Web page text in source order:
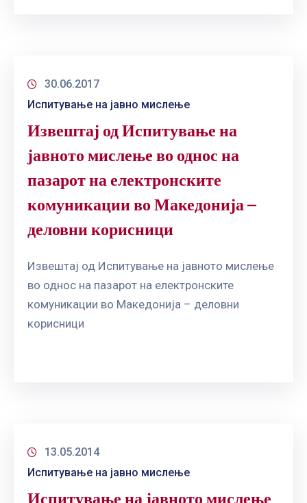
30.06.2017
Испитување на јавно мислење
Извештај од Испитување на
јавното мислење во однос на
пазарот на електронските
комуникации во Македонија –
деловни корисници
Извештај од Испитување на јавното мислење
во однос на пазарот на електронските
комуникации во Македонија – деловни
корисници
13.05.2014
Испитување на јавно мислење
Испитување на јавното мислење